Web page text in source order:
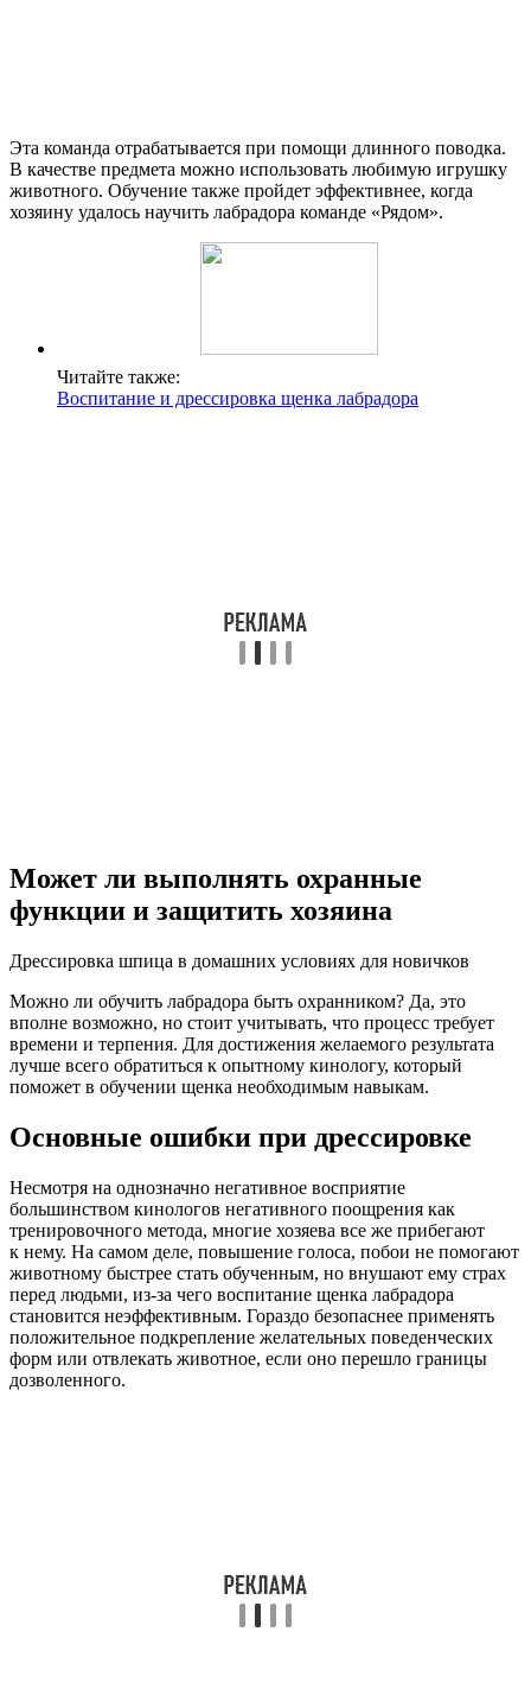
Эта команда отрабатывается при помощи длинного поводка.
В качестве предмета можно использовать любимую игрушку
животного. Обучение также пройдет эффективнее, когда
хозяину удалось научить лабрадора команде «Рядом».
Читайте также:
Воспитание и дрессировка щенка лабрадора
Может ли выполнять охранные
функции и защитить хозяина
Дрессировка шпица в домашних условиях для новичков
Можно ли обучить лабрадора быть охранником? Да, это
вполне возможно, но стоит учитывать, что процесс требует
времени и терпения. Для достижения желаемого результата
лучше всего обратиться к опытному кинологу, который
поможет в обучении щенка необходимым навыкам.
Основные ошибки при дрессировке
Несмотря на однозначно негативное восприятие
большинством кинологов негативного поощрения как
тренировочного метода, многие хозяева все же прибегают
к нему. На самом деле, повышение голоса, побои не помогают
животному быстрее стать обученным, но внушают ему страх
перед людьми, из-за чего воспитание щенка лабрадора
становится неэффективным. Гораздо безопаснее применять
положительное подкрепление желательных поведенческих
форм или отвлекать животное, если оно перешло границы
дозволенного.